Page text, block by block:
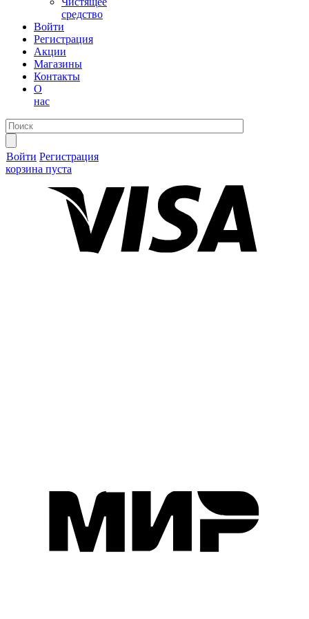
средство
Войти
Регистрация
Акции
Магазины
Контакты
О
нас
Войти Регистрация
корзина пуста